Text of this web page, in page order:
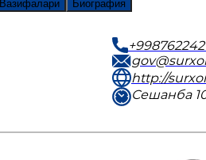
Вазифалари Биография
http://
Сешанба